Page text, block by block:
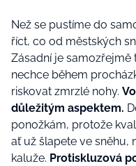
Než se pustíme do
říct, co od městských
Zásadní je samozřejmě
nechce během
riskovat zmrzlé nohy.
důležitým aspektem.
ponožkám, protože
ať už šlapete ve sněhu,
kaluže. Protiskluzová